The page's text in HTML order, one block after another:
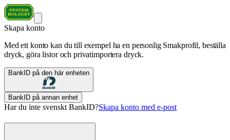
Skapa konto
Med ett konto kan du till exempel ha en personlig Smakprofil, beställa
dryck, göra listor och privatimportera dryck.
BankID på den här enheten
BankID på annan enhet
Har du inte svenskt BankID?Skapa konto med e-post